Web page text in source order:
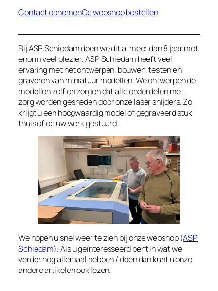
Contact opnemenOp webshop bestellen
Bij ASP Schiedam doen we dit al meer dan 8 jaar met
enorm veel plezier. ASP Schiedam heeft veel
ervaring met het ontwerpen, bouwen, testen en
graveren van miniatuur modellen. We ontwerpen de
modellen zelf en zorgen dat alle onderdelen met
zorg worden gesneden door onze laser snijders. Zo
krijgt u een hoogwaardig model of gegraveerd stuk
thuis of op uw werk gestuurd.
We hopen u snel weer te zien bij onze webshop (ASP
Schiedam). Als u geïnteresseerd bent in wat we
verder nog allemaal hebben / doen dan kunt u onze
andere artikelen ook lezen.